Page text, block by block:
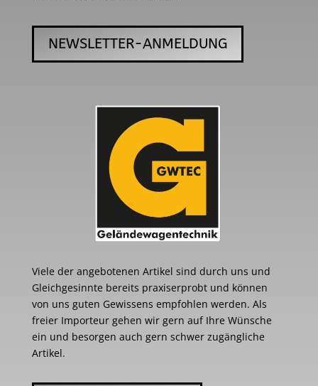
NEWSLETTER-ANMELDUNG
Viele der angebotenen Artikel sind durch uns und
Gleichgesinnte bereits praxiserprobt und können
von uns guten Gewissens empfohlen werden. Als
freier Importeur gehen wir gern auf Ihre Wünsche
ein und besorgen auch gern schwer zugängliche
Artikel.